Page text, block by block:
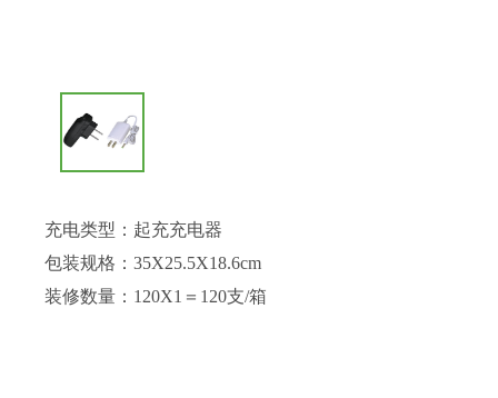
充电类型：起充充电器
包装规格：35X25.5X18.6cm
装修数量：120X1＝120支/箱